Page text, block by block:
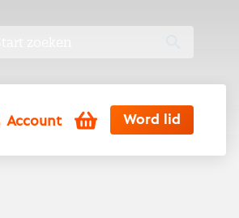
Account Winkelwagen
Word lid